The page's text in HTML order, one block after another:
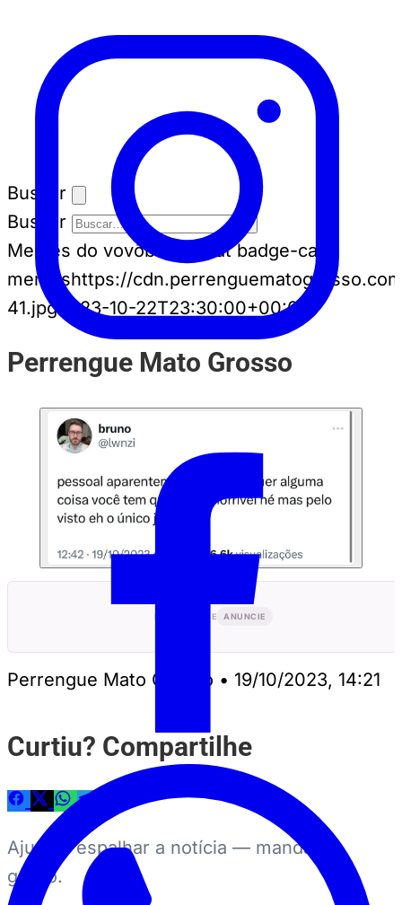
Buscar
Buscar
Memes do vovôbadge-cat badge-cat--
memeshttps://
41.jpg2023-10-22T23:30:00+00:00
Perrengue Mato Grosso
PUBLICIDADE ANUNCIE
Perrengue Mato Grosso • 19/10/2023, 14:21
Curtiu? Compartilhe
Ajuda a espalhar a notícia — manda no
grupo.